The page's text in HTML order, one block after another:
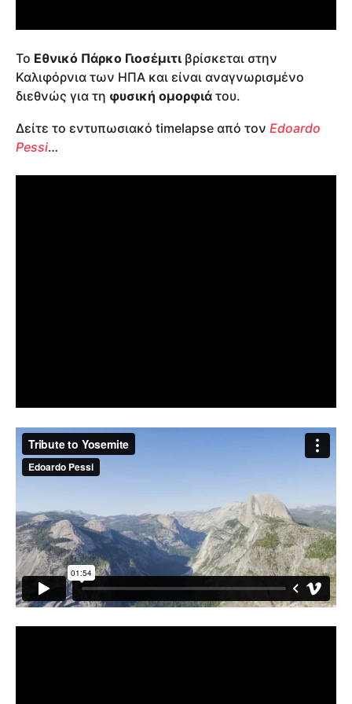
Το Εθνικό Πάρκο Γιοσέμιτι βρίσκεται στην
Καλιφόρνια των ΗΠΑ και είναι αναγνωρισμένο
διεθνώς για τη φυσική ομορφιά του.
Δείτε το εντυπωσιακό timelapse από τον Edoardo
Pessi…